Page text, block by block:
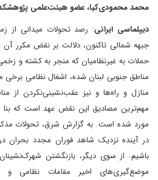
محمد محمودی‌کیا، عضو هیئت‌علمی
دیپلماسی ایرانی: رصد تحولات میدانی از
جبهه شمالی تاکنون، دلالت بر نقض مکرر آن
مناطق جنوبی لبنان شده، اشغال نظامی
منازل و راه‌ها و نیز عقب‌نشینی‌نکردن از
مورد شده است. به گزارش شرق، تحولات
در آینده نزدیک شاهد فوران مجدد بحران
باشیم. از سوی دیگر، بازنگشتن
موضع‌گیری‌های اخیر مقامات نظامی